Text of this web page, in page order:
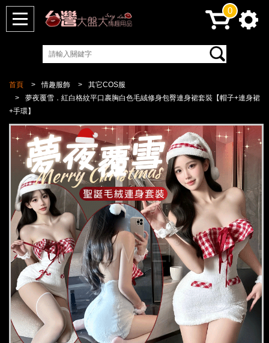
首頁 情趣服飾
其它COS服
夢夜覆雪．紅白格紋平口裹胸白色毛絨修身包臀連身裙套裝【帽子+連身裙
+手環】
0